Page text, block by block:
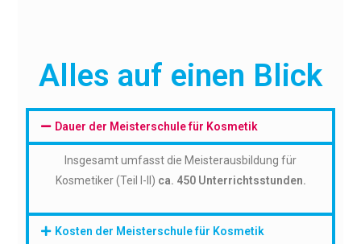
Alles auf einen Blick
Dauer der Meisterschule für Kosmetik
Insgesamt umfasst die Meisterausbildung für
Kosmetiker (Teil I-II) ca. 450 Unterrichtsstunden.
Kosten der Meisterschule für Kosmetik